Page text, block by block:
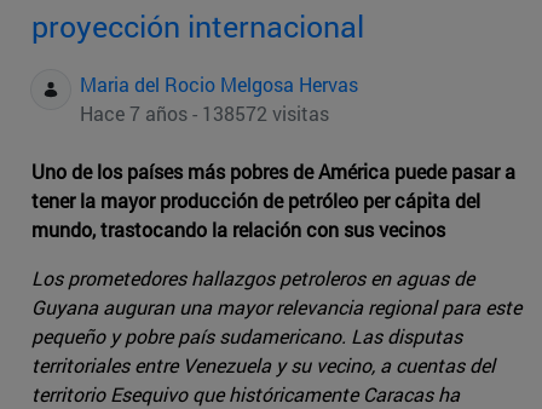
proyección internacional
Maria del Rocio Melgosa Hervas
Hace 7 años - 138572 visitas
Uno de los países más pobres de América puede pasar a
tener la mayor producción de petróleo per cápita del
mundo, trastocando la relación con sus vecinos
Los prometedores hallazgos petroleros en aguas de
Guyana auguran una mayor relevancia regional para este
pequeño y pobre país sudamericano. Las disputas
territoriales entre Venezuela y su vecino, a cuentas del
territorio Esequivo que históricamente Caracas ha